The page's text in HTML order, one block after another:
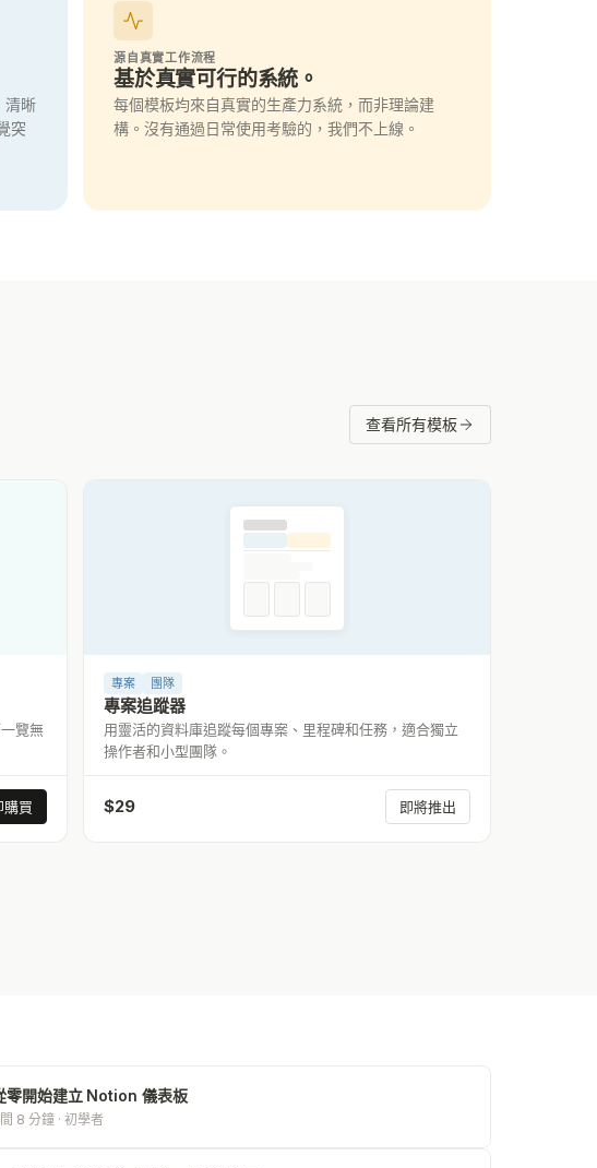
清晰
突
源自真實工作流程
基於真實可行的系統。
每個模板均來自真實的生產力系統，而非理論建
構。沒有通過日常使用考驗的，我們不上線。
查看所有模板
覽無
購買
專案 團隊
專案追蹤器
用靈活的資料庫追蹤每個專案、里程碑和任務，適合獨立
操作者和小型團隊。
$29 即將推出
零開始建立 Notion 儀表板
8 分鐘 · 初學者